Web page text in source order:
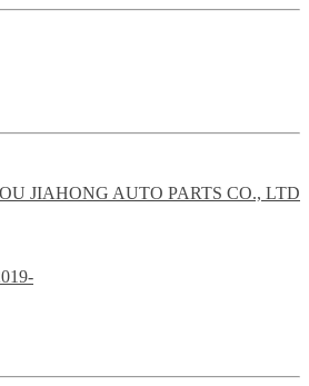
JIAHONG AUTO PARTS CO., LTD